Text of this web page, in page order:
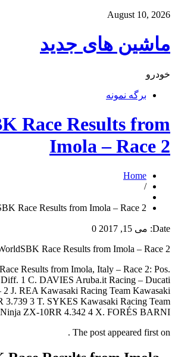
August 10, 2026
ماشین های جدید
خودرو
برگه نمونه
Race Results from
Imola – Race 2
Home
/
Race Results from Imola – Race 2
Date: می 15, 2017
0
Race Results from Imola – Race 2
Results from Imola, Italy – Race 2: Pos.
1 C. DAVIES Aruba.it Racing – Ducati
2 J. REA Kawasaki Racing Team Kawasaki
3.739 3 T. SYKES Kawasaki Racing Team
ZX-10RR 4.342 4 X. FORÉS BARNI […]
The post appeared first on .